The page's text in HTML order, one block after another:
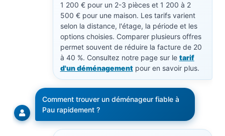
1 200 € pour un 2-3 pièces et 1 200 à 2
500 € pour une maison. Les tarifs varient
selon la distance, l'étage, la période et les
options choisies. Comparer plusieurs offres
permet souvent de réduire la facture de 20
à 40 %. Consultez notre page sur le tarif
d'un déménagementpour en savoir plus.
Comment trouver un déménageur fiable à
Pau rapidement ?